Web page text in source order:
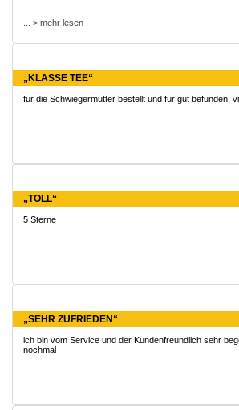
... > mehr lesen
„KLASSE TEE“
für die Schwiegermutter bestellt und für gut befunden,
„TOLL“
5 Sterne
„SEHR ZUFRIEDEN“
ich bin vom Service und der Kundenfreundlich sehr
nochmal